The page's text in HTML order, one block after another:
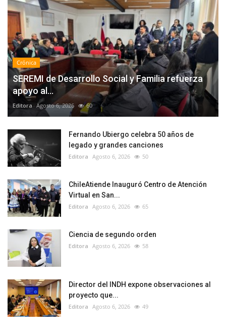
Crónica
SEREMI de Desarrollo Social y Familia refuerza
apoyo al...
Editora Agosto 6, 2026 60
Fernando Ubiergo celebra 50 años de
legado y grandes canciones
Editora Agosto 6, 2026 50
ChileAtiende Inauguró Centro de Atención
Virtual en San...
Editora Agosto 6, 2026 65
Ciencia de segundo orden
Editora Agosto 6, 2026 58
Director del INDH expone observaciones al
proyecto que...
Editora Agosto 6, 2026 49